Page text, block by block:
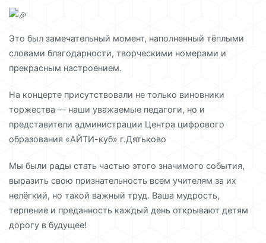
Это был замечательный момент, наполненный тёплыми
словами благодарности, творческими номерами и
прекрасным настроением.
На концерте присутствовали не только виновники
торжества — наши уважаемые педагоги, но и
представители администрации Центра цифрового
образования «АЙТИ-куб» г.Дятьково
Мы были рады стать частью этого значимого события,
выразить свою признательность всем учителям за их
нелёгкий, но такой важный труд. Ваша мудрость,
терпение и преданность каждый день открывают детям
дорогу в будущее!